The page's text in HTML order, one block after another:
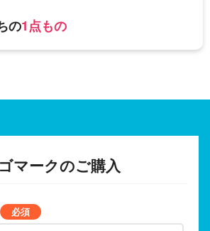
の1点もの
マークのご購入